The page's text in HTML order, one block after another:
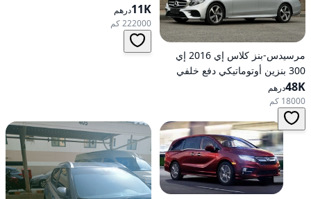
مرسيدس-بنز كلاس إي 2016 إي
300 بنزين أوتوماتيكي دفع خلفي
48Kدرهم
18000 كم
أوتوماتيكي، دفع أمامي
11Kدرهم
222000 كم